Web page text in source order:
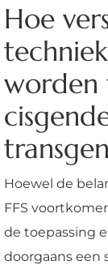
Hoe
worden
Hoewel de
FFS
de toepassing
doorgaans een